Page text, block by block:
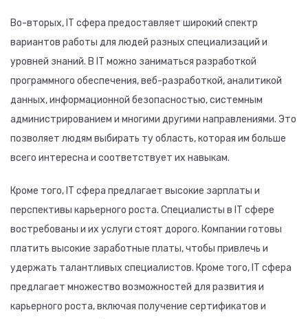
Во-вторых, IT сфера предоставляет широкий спектр
вариантов работы для людей разных специализаций и
уровней знаний. В IT можно заниматься разработкой
программного обеспечения, веб-разработкой, аналитикой
данных, информационной безопасностью, системным
администрированием и многими другими направлениями. Это
позволяет людям выбирать ту область, которая им больше
всего интересна и соответствует их навыкам.
Кроме того, IT сфера предлагает высокие зарплаты и
перспективы карьерного роста. Специалисты в IT сфере
востребованы и их услуги стоят дорого. Компании готовы
платить высокие заработные платы, чтобы привлечь и
удержать талантливых специалистов. Кроме того, IT сфера
предлагает множество возможностей для развития и
карьерного роста, включая получение сертификатов и